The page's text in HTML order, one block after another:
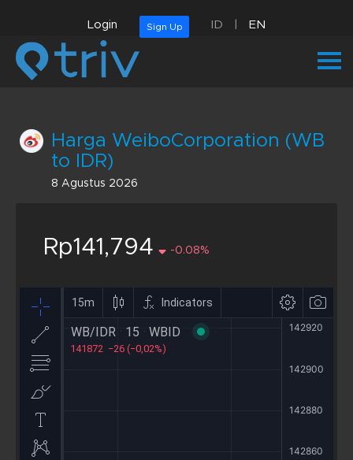
Login Sign Up ID EN
Harga WeiboCorporation (WB
to IDR)
8 Agustus 2026
Rp141,794 -0.08%